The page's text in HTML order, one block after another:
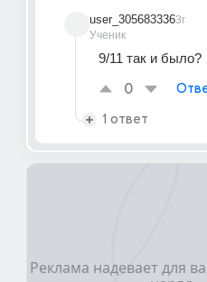
user_305683336
Ученик
3г
9/11 так и было?
0
1 ответ